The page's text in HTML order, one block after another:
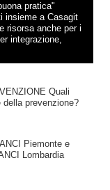
pratica"
insieme a Casagit
risorsa anche per i
integrazione,
Quali
prevenzione?
Piemonte e
Lombardia